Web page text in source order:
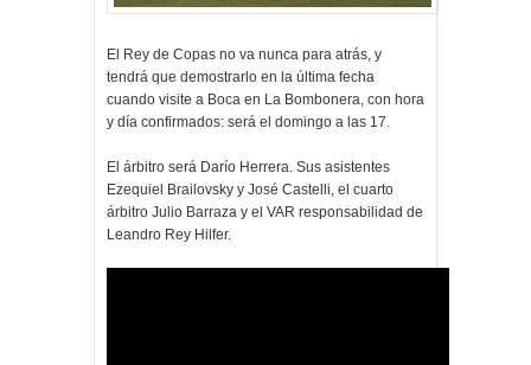
El Rey de Copas no va nunca para atrás, y
tendrá que demostrarlo en la última fecha
cuando visite a Boca en La Bombonera, con hora
y día confirmados: será el domingo a las 17.
El árbitro será Darío Herrera. Sus asistentes
Ezequiel Brailovsky y José Castelli, el cuarto
árbitro Julio Barraza y el VAR responsabilidad de
Leandro Rey Hilfer.